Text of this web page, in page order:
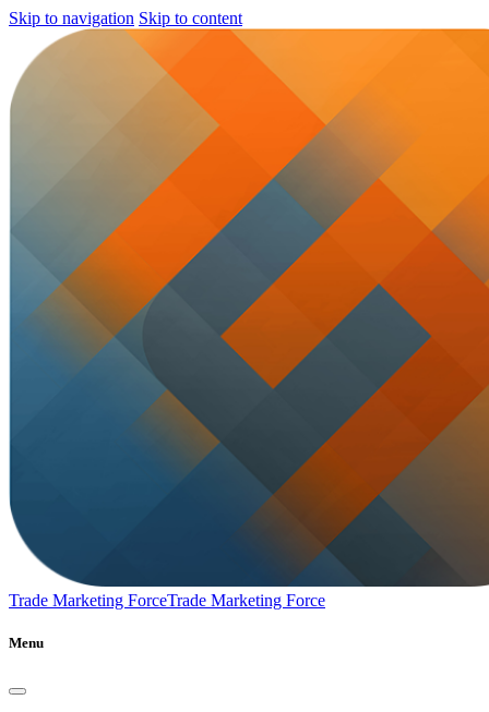
Skip to navigation Skip to content
Trade Marketing ForceTrade Marketing Force
Menu